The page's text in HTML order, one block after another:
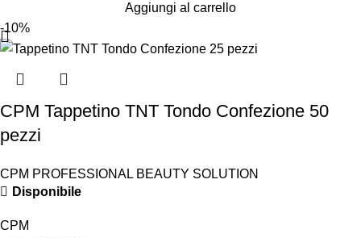
Aggiungi al carrello
-10%
CPM Tappetino TNT Tondo Confezione 50
pezzi
CPM PROFESSIONAL BEAUTY SOLUTION
Disponibile
CPM